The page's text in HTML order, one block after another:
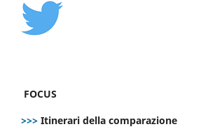
FOCUS
>>> Itinerari della comparazione